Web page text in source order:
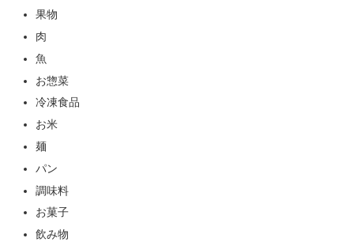
果物
肉
魚
お惣菜
冷凍食品
お米
麺
パン
調味料
お菓子
飲み物